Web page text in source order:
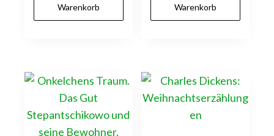
Warenkorb
Warenkorb